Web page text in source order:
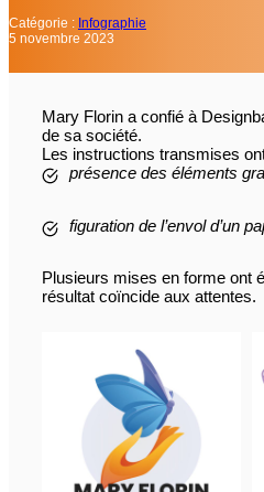
Catégorie : Infographie
5 novembre 2023
Mary Florin a confié à
de sa société.
Les instructions transmises
présence des éléments
figuration de l’envol d’un
Plusieurs mises en forme ont
résultat coïncide aux attentes.